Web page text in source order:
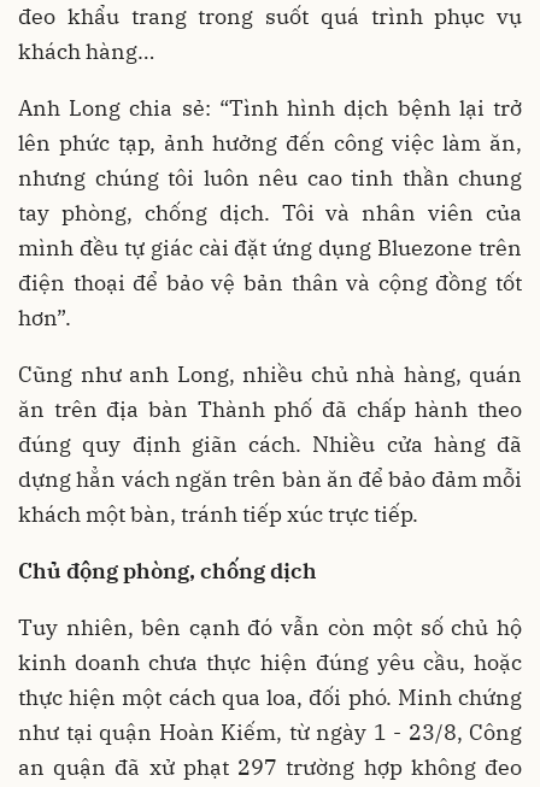
đeo khẩu trang trong suốt quá trình phục vụ
khách hàng…
Anh Long chia sẻ: “Tình hình dịch bệnh lại trở
lên phức tạp, ảnh hưởng đến công việc làm ăn,
nhưng chúng tôi luôn nêu cao tinh thần chung
tay phòng, chống dịch. Tôi và nhân viên của
mình đều tự giác cài đặt ứng dụng Bluezone trên
điện thoại để bảo vệ bản thân và cộng đồng tốt
hơn”.
Cũng như anh Long, nhiều chủ nhà hàng, quán
ăn trên địa bàn Thành phố đã chấp hành theo
đúng quy định giãn cách. Nhiều cửa hàng đã
dựng hẳn vách ngăn trên bàn ăn để bảo đảm mỗi
khách một bàn, tránh tiếp xúc trực tiếp.
Chủ động phòng, chống dịch
Tuy nhiên, bên cạnh đó vẫn còn một số chủ hộ
kinh doanh chưa thực hiện đúng yêu cầu, hoặc
thực hiện một cách qua loa, đối phó. Minh chứng
như tại quận Hoàn Kiếm, từ ngày 1 - 23/8, Công
an quận đã xử phạt 297 trường hợp không đeo